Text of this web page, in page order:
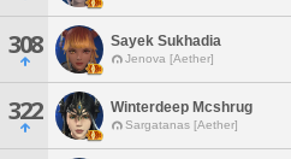
308 Sayek Sukhadia
Jenova [Aether]
322 Winterdeep Mcshrug
Sargatanas [Aether]